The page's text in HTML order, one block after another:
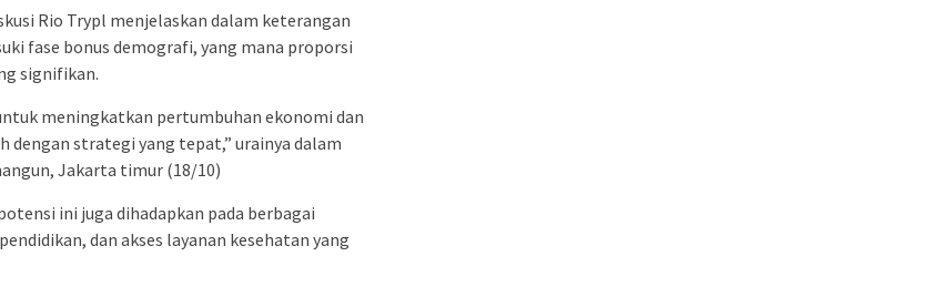
Rio Trypl menjelaskan dalam keterangan
fase bonus demografi, yang mana proporsi
signifikan.
meningkatkan pertumbuhan ekonomi dan
dengan strategi yang tepat,” urainya dalam
Jakarta timur (18/10)
ini juga dihadapkan pada berbagai
dan akses layanan kesehatan yang